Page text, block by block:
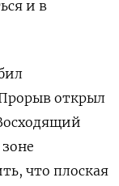
и в
открыл
что плоская